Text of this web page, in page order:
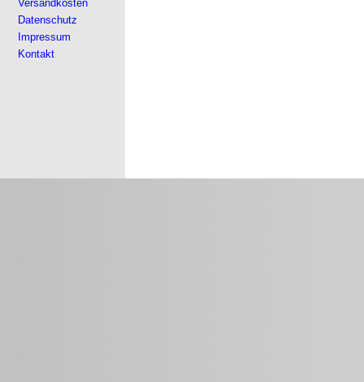
Versandkosten
Datenschutz
Impressum
Kontakt